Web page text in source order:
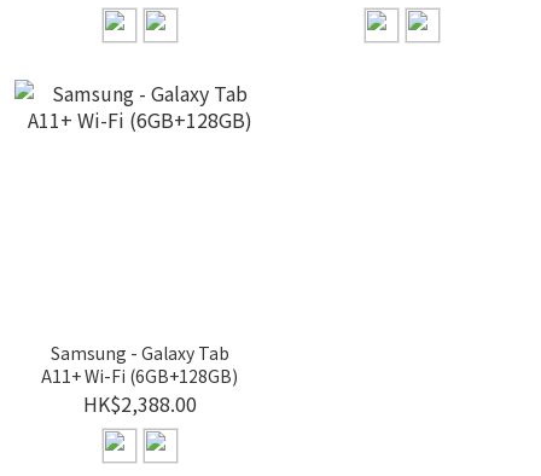
Samsung - Galaxy Tab
A11+ Wi-Fi (6GB+128GB)
HK$2,388.00